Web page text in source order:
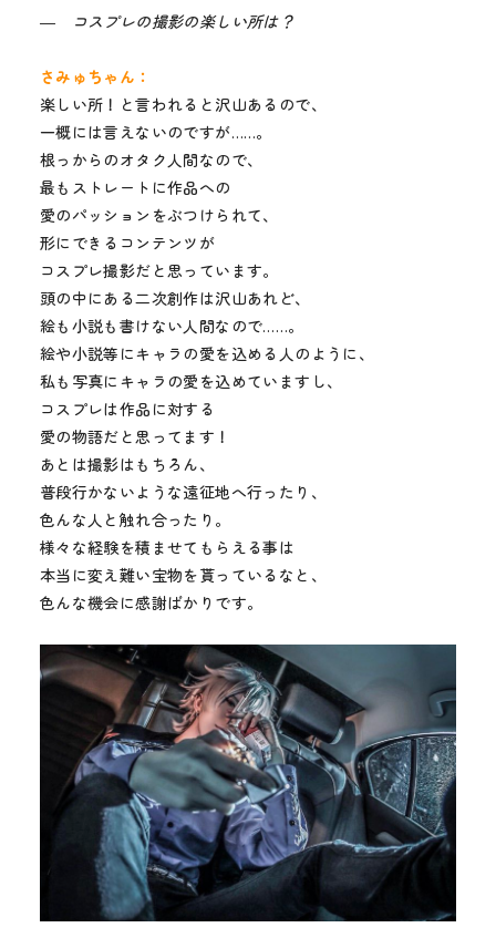
― コスプレの撮影の楽しい所は？
さみゅちゃん：
楽しい所！と言われると沢山あるので、
一概には言えないのですが……。
根っからのオタク人間なので、
最もストレートに作品への
愛のパッションをぶつけられて、
形にできるコンテンツが
コスプレ撮影だと思っています。
頭の中にある二次創作は沢山あれど、
絵も小説も書けない人間なので……。
絵や小説等にキャラの愛を込める人のように、
私も写真にキャラの愛を込めていますし、
コスプレは作品に対する
愛の物語だと思ってます！
あとは撮影はもちろん、
普段行かないような遠征地へ行ったり、
色んな人と触れ合ったり。
様々な経験を積ませてもらえる事は
本当に変え難い宝物を貰っているなと、
色んな機会に感謝ばかりです。